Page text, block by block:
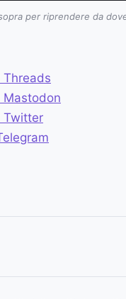
per riprendere da
Threads
Mastodon
Twitter